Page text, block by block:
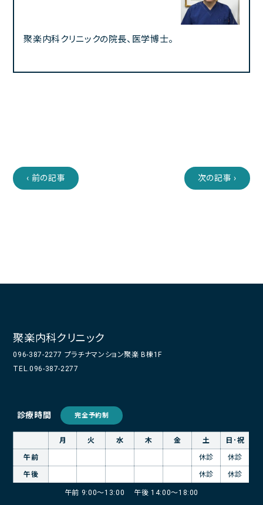
聚楽内科クリニックの院長、医学博士。
‹ 前の記事 次の記事 ›
聚楽内科クリニック
096-387-2277 プラチナマンション聚楽 B棟1F
TEL.096-387-2277
診療時間 完全予約制
月 火 水 木 金 土 日･祝
午前 休診 休診
午後 休診 休診
午前 9:00～13:00 午後 14:00～18:00